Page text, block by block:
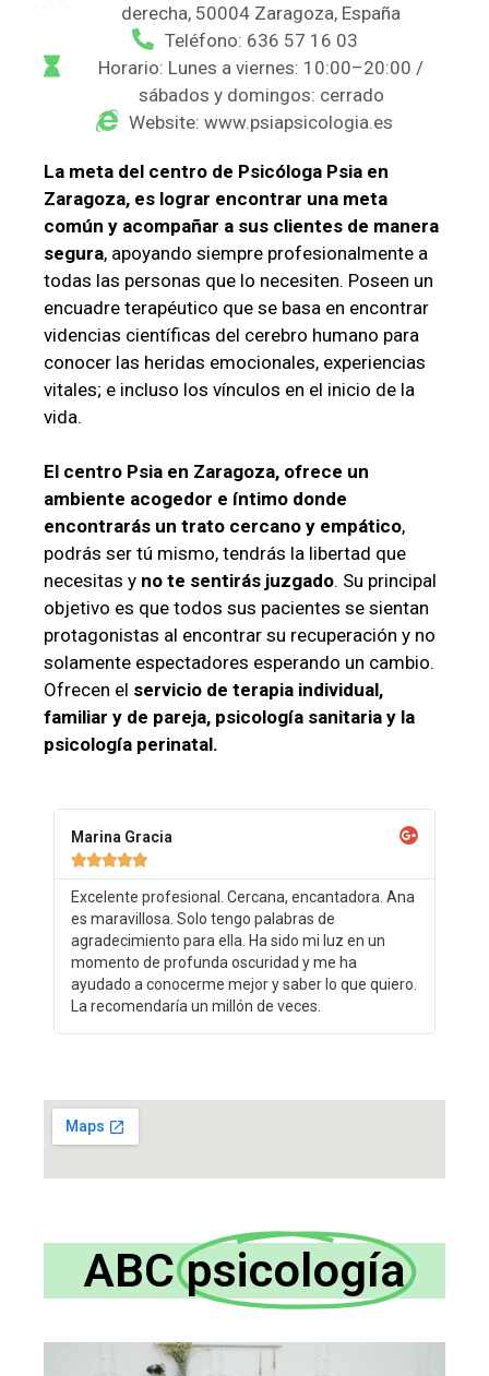
derecha, 50004 Zaragoza, España
Teléfono: 636 57 16 03
Horario: Lunes a viernes: 10:00–20:00 /
sábados y domingos: cerrado
Website: www.psiapsicologia.es
La meta del centro de Psicóloga Psia en
Zaragoza, es lograr encontrar una meta
común y acompañar a sus clientes de manera
segura, apoyando siempre profesionalmente a
todas las personas que lo necesiten. Poseen un
encuadre terapéutico que se basa en encontrar
videncias científicas del cerebro humano para
conocer las heridas emocionales, experiencias
vitales; e incluso los vínculos en el inicio de la
vida.
El centro Psia en Zaragoza, ofrece un
ambiente acogedor e íntimo donde
encontrarás un trato cercano y empático,
podrás ser tú mismo, tendrás la libertad que
necesitas y no te sentirás juzgado. Su principal
objetivo es que todos sus pacientes se sientan
protagonistas al encontrar su recuperación y no
solamente espectadores esperando un cambio.
Ofrecen el servicio de terapia individual,
familiar y de pareja, psicología sanitaria y la
psicología perinatal.
Marina Gracia

Excelente profesional. Cercana, encantadora. Ana
es maravillosa. Solo tengo palabras de
agradecimiento para ella. Ha sido mi luz en un
momento de profunda oscuridad y me ha
ayudado a conocerme mejor y saber lo que quiero.
La recomendaría un millón de veces.
ABCpsicología